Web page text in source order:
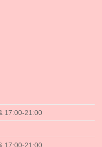
17:00-21:00
17:00-21:00